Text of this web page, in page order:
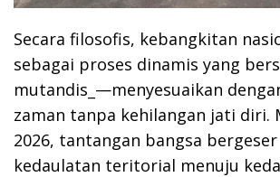
Secara filosofis, kebangkitan
sebagai proses dinamis yang
mutandis_—menyesuaikan
zaman tanpa kehilangan jati diri.
2026, tantangan bangsa
kedaulatan teritorial menuju